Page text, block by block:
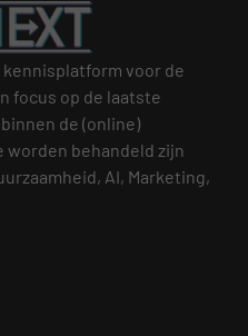
kennisplatform voor de
focus op de laatste
de (online)
worden behandeld zijn
AI, Marketing,